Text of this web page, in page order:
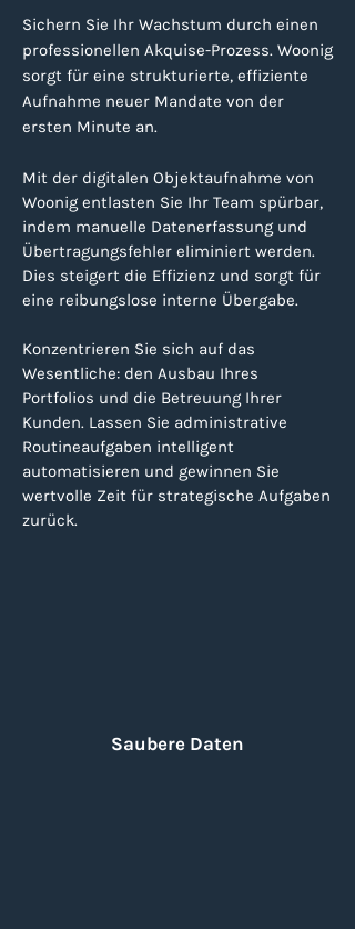
Sichern Sie Ihr Wachstum durch einen
professionellen Akquise-Prozess. Woonig
sorgt für eine strukturierte, effiziente
Aufnahme neuer Mandate von der
ersten Minute an.
Mit der digitalen Objektaufnahme von
Woonig entlasten Sie Ihr Team spürbar,
indem manuelle Datenerfassung und
Übertragungsfehler eliminiert werden.
Dies steigert die Effizienz und sorgt für
eine reibungslose interne Übergabe.
Konzentrieren Sie sich auf das
Wesentliche: den Ausbau Ihres
Portfolios und die Betreuung Ihrer
Kunden. Lassen Sie administrative
Routineaufgaben intelligent
automatisieren und gewinnen Sie
wertvolle Zeit für strategische Aufgaben
zurück.
Saubere Daten